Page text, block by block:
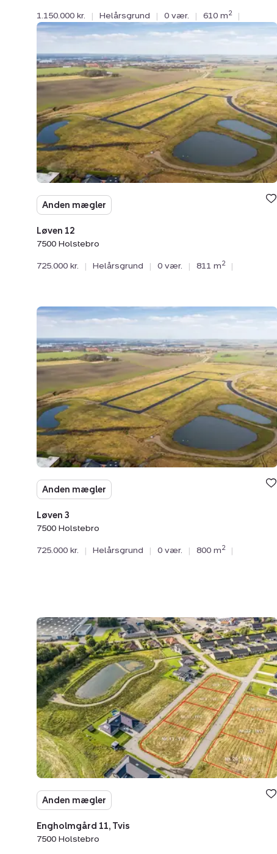
1.150.000 kr. | Helårsgrund | 0 vær. | 610 m2 |
Helårsgrund:
12,
7500
Holstebro
Anden mægler
Løven 12
7500 Holstebro
725.000 kr. | Helårsgrund | 0 vær. | 811 m2 |
Helårsgrund:
3,
7500
Holstebro
Anden mægler
Løven 3
7500 Holstebro
725.000 kr. | Helårsgrund | 0 vær. | 800 m2 |
Helårsgrund:
Engholmgård
11,
Tvis,
7500
Holstebro
Anden mægler
Engholmgård 11, Tvis
7500 Holstebro